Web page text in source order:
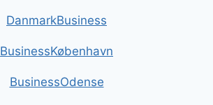
DanmarkBusiness
BusinessKøbenhavn
BusinessOdense